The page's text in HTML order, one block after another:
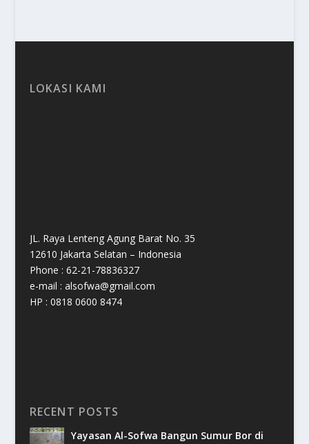
LOKASI KAMI
JL. Raya Lenteng Agung Barat No. 35
12610 Jakarta Selatan – Indonesia
Phone : 62-21-78836327
e-mail : alsofwa@gmail.com
HP : 0818 0600 8474
RECENT POSTS
Yayasan Al-Sofwa Bangun Sumur Bor di